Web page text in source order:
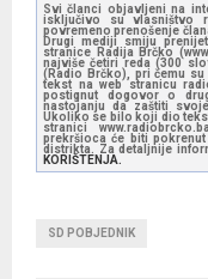
Svi članci objavljeni na
isključivo su vlasništvo
povremeno prenošenje
Drugi mediji smiju
stranice Radija Brčko
najviše četiri reda (300
(Radio Brčko), pri čemu
tekst na web stranicu
postignut dogovor o
nastojanju da zaštiti
Ukoliko se bilo koji dio
stranici
prekršioca će biti
distrikta. Za detaljnije
KORIŠTENJA.
SD POBJEDNIK